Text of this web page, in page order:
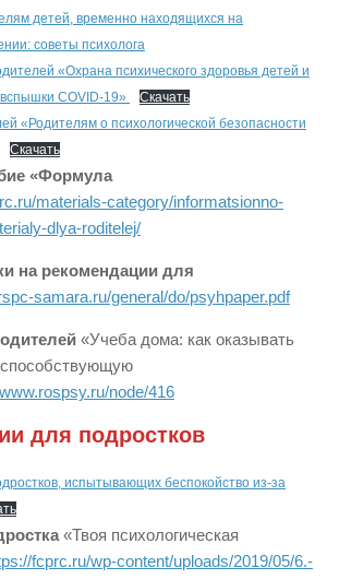
детей, временно находящихся на
советы психолога
«Охрана психического здоровья детей и
COVID-19»
Скачать
«Родителям о психологической безопасности
Скачать
«Формула
materials-category/informatsionno-
dlya-roditelej/
на рекомендации для
samara.ru/general/do/psyhpaper.pdf
«Учеба дома: как оказывать
node/416
для подростков
испытывающих беспокойство из-за
«Твоя психологическая
fcprc.ru/wp-content/uploads/2019/05/6.-